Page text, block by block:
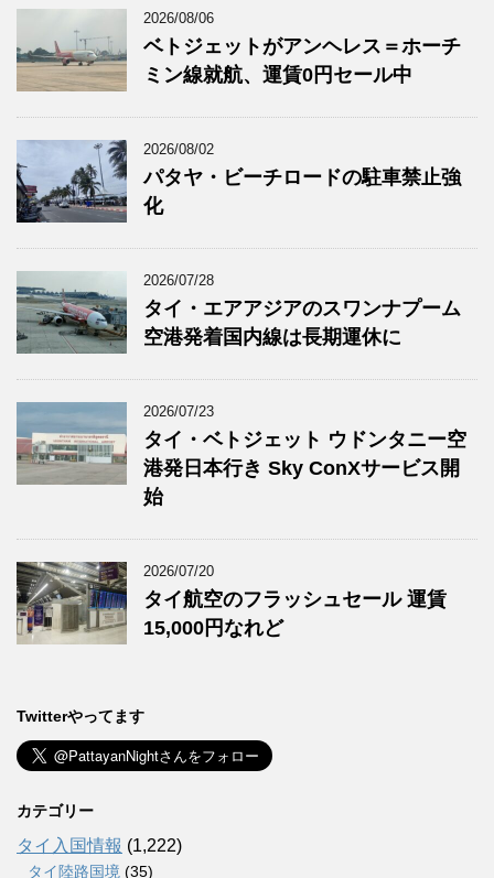
2026/08/06
ベトジェットがアンヘレス＝ホーチ
ミン線就航、運賃0円セール中
2026/08/02
パタヤ・ビーチロードの駐車禁止強
化
2026/07/28
タイ・エアアジアのスワンナプーム
空港発着国内線は長期運休に
2026/07/23
タイ・ベトジェット ウドンタニー空
港発日本行き Sky ConXサービス開
始
2026/07/20
タイ航空のフラッシュセール 運賃
15,000円なれど
Twitterやってます
カテゴリー
タイ入国情報 (1,222)
タイ陸路国境 (35)